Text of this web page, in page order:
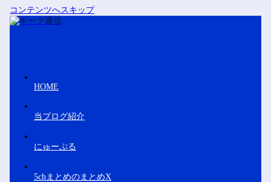
コンテンツへスキップ
HOME
当ブログ紹介
にゅーぷる
5chまとめのまとめX